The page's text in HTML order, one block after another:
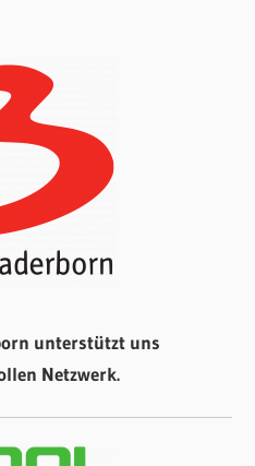
unterstützt uns
Netzwerk.